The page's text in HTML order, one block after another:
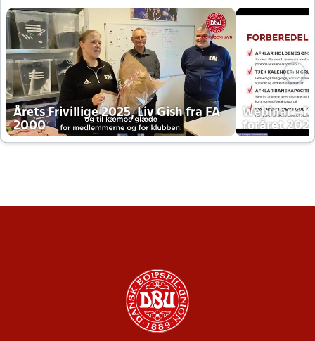
Årets Frivillige 2025, Liv Gish fra FA
2000
Webinar -
foråret